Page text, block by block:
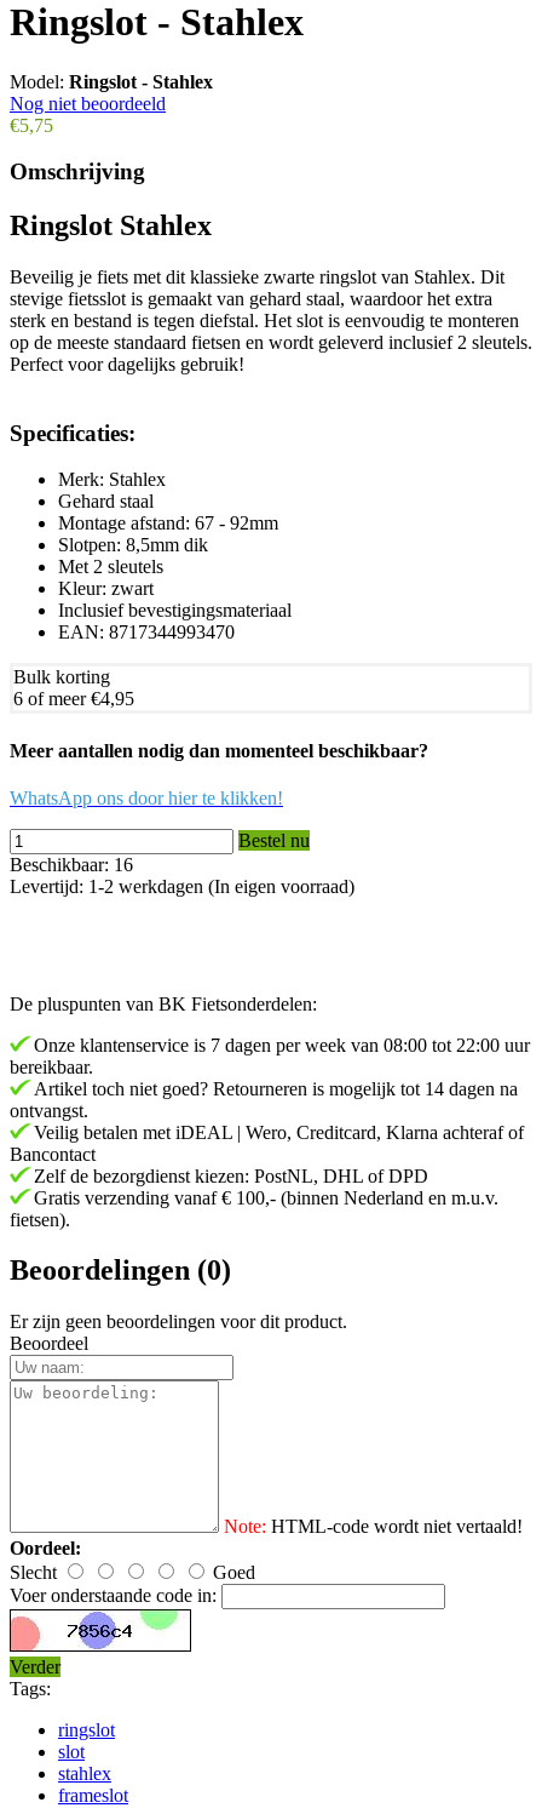
Ringslot - Stahlex
Model: Ringslot - Stahlex
Nog niet beoordeeld
€5,75
Omschrijving
Ringslot Stahlex
Beveilig je fiets met dit klassieke zwarte ringslot van Stahlex. Dit
stevige fietsslot is gemaakt van gehard staal, waardoor het extra
sterk en bestand is tegen diefstal. Het slot is eenvoudig te monteren
op de meeste standaard fietsen en wordt geleverd inclusief 2 sleutels.
Perfect voor dagelijks gebruik!
Specificaties:
Merk: Stahlex
Gehard staal
Montage afstand: 67 - 92mm
Slotpen: 8,5mm dik
Met 2 sleutels
Kleur: zwart
Inclusief bevestigingsmateriaal
EAN: 8717344993470
Bulk korting
6 of meer €4,95
Meer aantallen nodig dan momenteel beschikbaar?
WhatsApp ons door hier te klikken!
Bestel nu
Beschikbaar: 16
Levertijd: 1-2 werkdagen (In eigen voorraad)
De pluspunten van BK Fietsonderdelen:
Onze klantenservice is 7 dagen per week van 08:00 tot 22:00 uur
bereikbaar.
Artikel toch niet goed? Retourneren is mogelijk tot 14 dagen na
ontvangst.
Veilig betalen met iDEAL | Wero, Creditcard, Klarna achteraf of
Bancontact
Zelf de bezorgdienst kiezen: PostNL, DHL of DPD
Gratis verzending vanaf € 100,- (binnen Nederland en m.u.v.
fietsen).
Beoordelingen (0)
Er zijn geen beoordelingen voor dit product.
Beoordeel
Note: HTML-code wordt niet vertaald!
Oordeel:
Slecht
Goed
Voer onderstaande code in:
Verder
Tags:
ringslot
slot
stahlex
frameslot